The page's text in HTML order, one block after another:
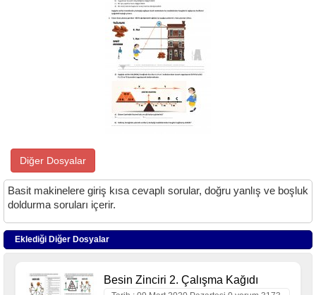
Diğer Dosyalar
Basit makinelere giriş kısa cevaplı sorular, doğru yanlış ve boşluk
doldurma soruları içerir.
Eklediği Diğer Dosyalar
Besin Zinciri 2. Çalışma Kağıdı